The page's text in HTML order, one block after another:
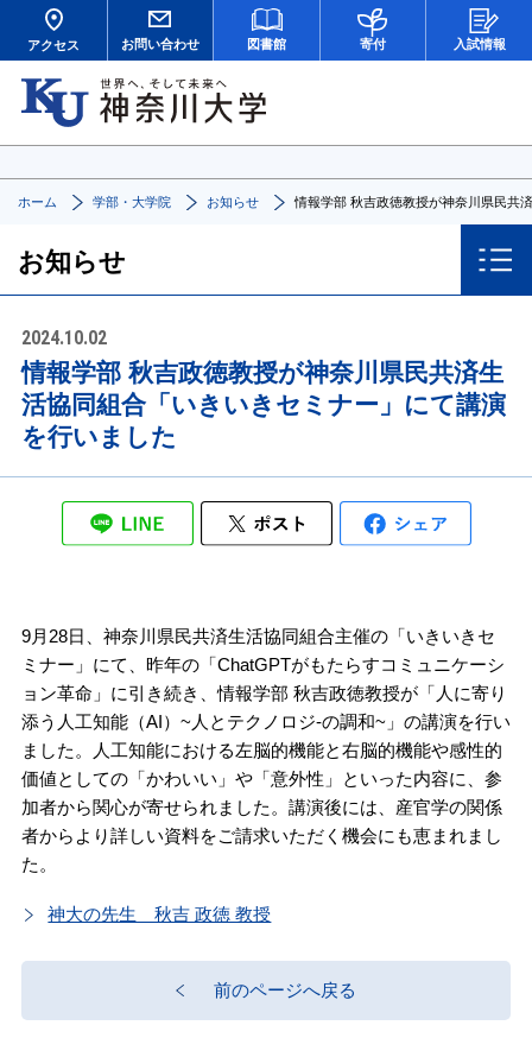
アクセス お問い合わせ 図書館 寄付 入試情報
ホーム 学部・大学院 お知らせ 情報学部 秋吉政徳教授が神奈川県民共
お知らせ
2024.10.02
情報学部 秋吉政徳教授が神奈川県民共済生
活協同組合「いきいきセミナー」にて講演
を行いました
9月28日、神奈川県民共済生活協同組合主催の「いきいきセ
ミナー」にて、昨年の「ChatGPTがもたらすコミュニケーシ
ョン革命」に引き続き、情報学部 秋吉政徳教授が「人に寄り
添う人工知能（AI）~人とテクノロジ-の調和~」の講演を行い
ました。人工知能における左脳的機能と右脳的機能や感性的
価値としての「かわいい」や「意外性」といった内容に、参
加者から関心が寄せられました。講演後には、産官学の関係
者からより詳しい資料をご請求いただく機会にも恵まれまし
た。
神大の先生 秋吉 政徳 教授
前のページへ戻る